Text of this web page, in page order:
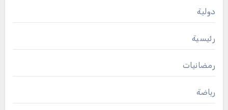
دولية
رئيسية
رمضانيات
رياضة